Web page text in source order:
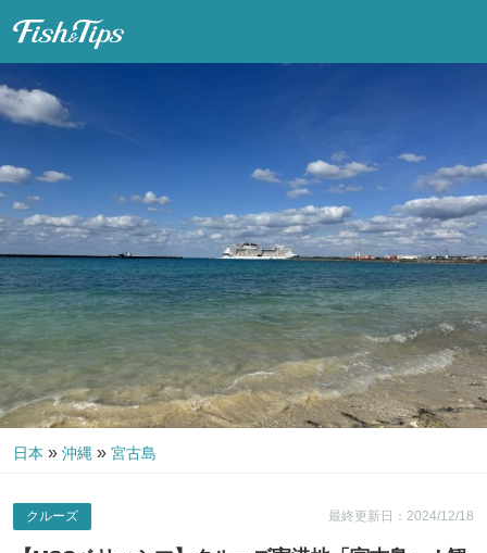
日本 » 沖縄 » 宮古島
最終更新日：2024/12/18
クルーズ